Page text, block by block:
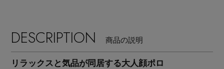
DESCRIPTION 商品の説明
リラックスと気品が同居する大人顔ポロ